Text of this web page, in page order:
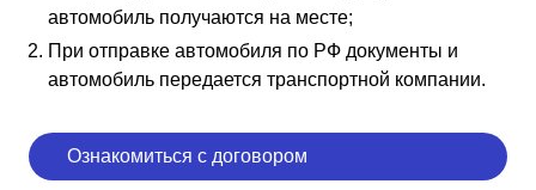
автомобиль получаются на месте;
При отправке автомобиля по РФ документы и
автомобиль передается транспортной компании.
Ознакомиться с договором